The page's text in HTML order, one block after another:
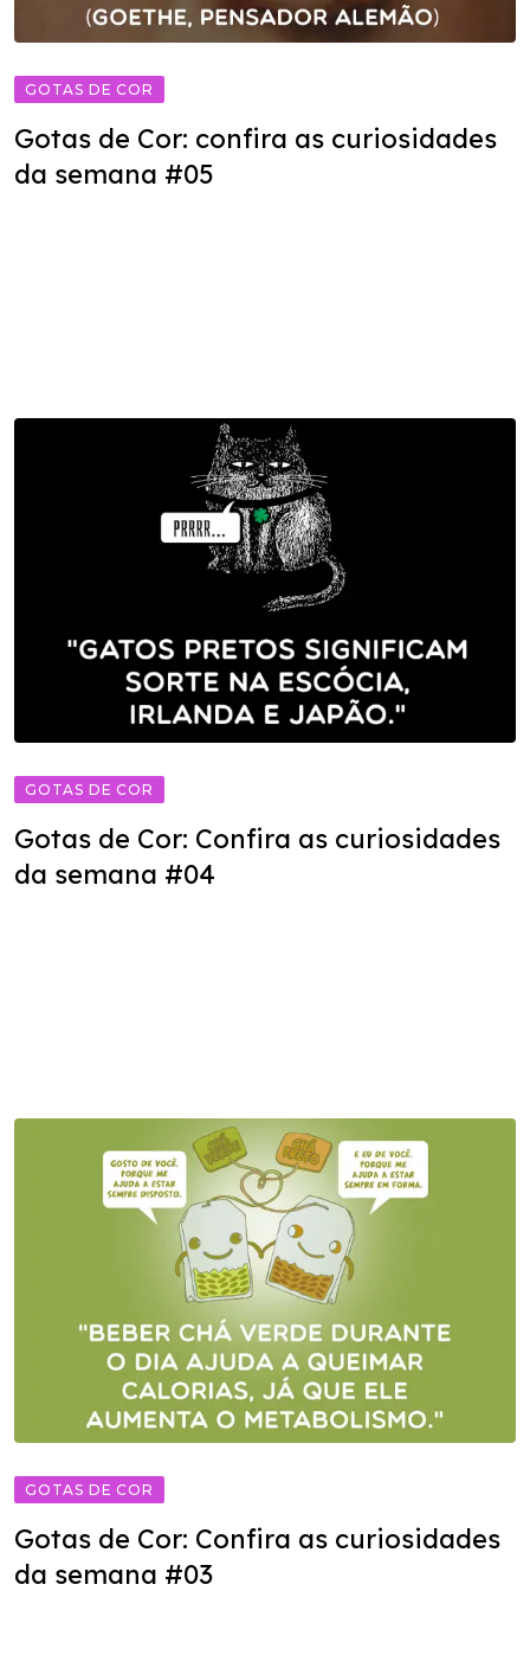
GOTAS DE COR
Gotas de Cor: confira as curiosidades
da semana #05
GOTAS DE COR
Gotas de Cor: Confira as curiosidades
da semana #04
GOTAS DE COR
Gotas de Cor: Confira as curiosidades
da semana #03